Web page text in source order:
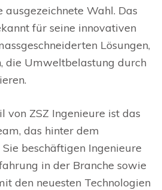
ausgezeichnete Wahl. Das
für seine innovativen
Lösungen,
die Umweltbelastung durch
von ZSZ Ingenieure ist das
das hinter dem
beschäftigen Ingenieure
in der Branche sowie
den neuesten Technologien